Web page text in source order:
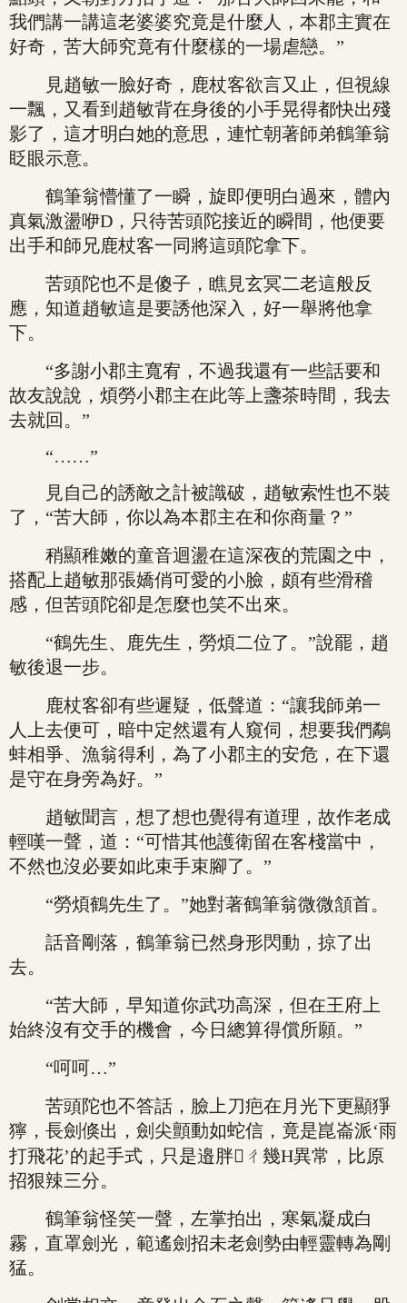
我們講一講這老婆婆究竟是什麼人，本郡主實在
好奇，苦大師究竟有什麼樣的一場虐戀。”
見趙敏一臉好奇，鹿杖客欲言又止，但視線
一飄，又看到趙敏背在身後的小手晃得都快出殘
影了，這才明白她的意思，連忙朝著師弟鶴筆翁
眨眼示意。
鶴筆翁懵懂了一瞬，旋即便明白過來，體內
真氣激盪咿D，只待苦頭陀接近的瞬間，他便要
出手和師兄鹿杖客一同將這頭陀拿下。
苦頭陀也不是傻子，瞧見玄冥二老這般反
應，知道趙敏這是要誘他深入，好一舉將他拿
下。
“多謝小郡主寬宥，不過我還有一些話要和
故友說說，煩勞小郡主在此等上盞茶時間，我去
去就回。”
“……”
見自己的誘敵之計被識破，趙敏索性也不裝
了，“苦大師，你以為本郡主在和你商量？”
稍顯稚嫩的童音迴盪在這深夜的荒園之中，
搭配上趙敏那張嬌俏可愛的小臉，頗有些滑稽
感，但苦頭陀卻是怎麼也笑不出來。
“鶴先生、鹿先生，勞煩二位了。”說罷，趙
敏後退一步。
鹿杖客卻有些遲疑，低聲道：“讓我師弟一
人上去便可，暗中定然還有人窺伺，想要我們鷸
蚌相爭、漁翁得利，為了小郡主的安危，在下還
是守在身旁為好。”
趙敏聞言，想了想也覺得有道理，故作老成
輕嘆一聲，道：“可惜其他護衛留在客棧當中，
不然也沒必要如此束手束腳了。”
“勞煩鶴先生了。”她對著鶴筆翁微微頷首。
話音剛落，鶴筆翁已然身形閃動，掠了出
去。
“苦大師，早知道你武功高深，但在王府上
始終沒有交手的機會，今日總算得償所願。”
“呵呵…”
苦頭陀也不答話，臉上刀疤在月光下更顯猙
獰，長劍倏出，劍尖顫動如蛇信，竟是崑崙派‘雨
打飛花’的起手式，只是邉胖ㄔ幾H異常，比原
招狠辣三分。
鶴筆翁怪笑一聲，左掌拍出，寒氣凝成白
霧，直罩劍光，範遙劍招未老劍勢由輕靈轉為剛
猛。